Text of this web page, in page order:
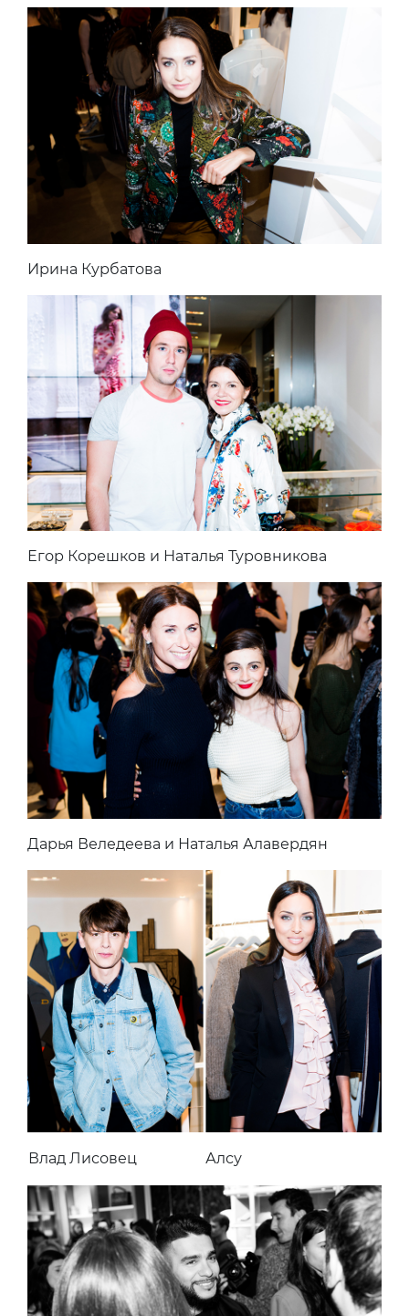
Ирина Курбатова
Егор Корешков и Наталья Туровникова
Дарья Веледеева и Наталья Алавердян
Влад Лисовец Алсу